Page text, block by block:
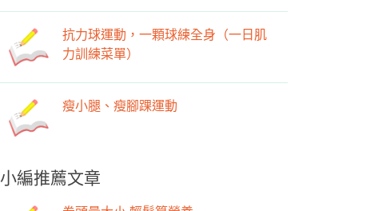
抗力球運動，一顆球練全身（一日肌
力訓練菜單）
瘦小腿、瘦腳踝運動
小編推薦文章